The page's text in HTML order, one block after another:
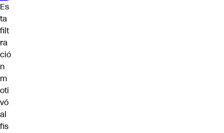
Es
ta
filt
ra
ció
n
m
oti
vó
al
fis